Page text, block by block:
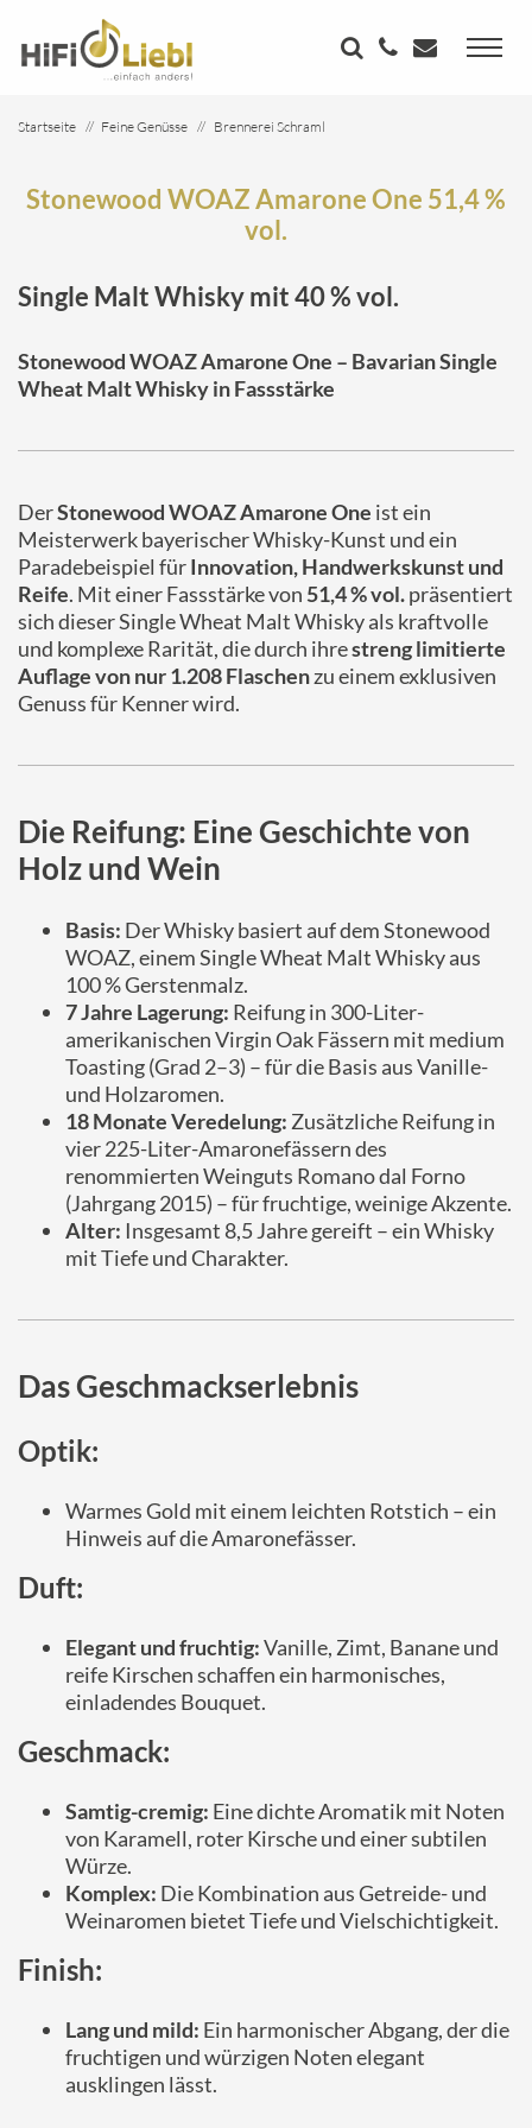
Startseite Feine Genüsse
Brennerei Schraml
Stonewood WOAZ Amarone One 51,4 %
vol.
Single Malt Whisky mit 40 % vol.
Stonewood WOAZ Amarone One – Bavarian Single
Wheat Malt Whisky in Fassstärke
DerStonewood WOAZ Amarone One ist ein
Meisterwerk bayerischer Whisky-Kunst und ein
Paradebeispiel fürInnovation, Handwerkskunst und
Reife. Mit einer Fassstärke von 51,4 % vol.präsentiert
sich dieser Single Wheat Malt Whisky als kraftvolle
und komplexe Rarität, die durch ihrestreng limitierte
Auflage von nur 1.208 Flaschenzu einem exklusiven
Genuss für Kenner wird.
Die Reifung: Eine Geschichte von
Holz und Wein
Basis: Der Whisky basiert auf dem Stonewood
WOAZ, einem Single Wheat Malt Whisky aus
100 % Gerstenmalz.
7 Jahre Lagerung: Reifung in 300-Liter-
amerikanischen Virgin Oak Fässern mit medium
Toasting (Grad 2–3) – für die Basis aus Vanille-
und Holzaromen.
18 Monate Veredelung: Zusätzliche Reifung in
vier 225-Liter-Amaronefässern des
renommierten Weinguts Romano dal Forno
(Jahrgang 2015) – für fruchtige, weinige Akzente.
Alter: Insgesamt 8,5 Jahre gereift – ein Whisky
mit Tiefe und Charakter.
Das Geschmackserlebnis
Optik:
Warmes Gold mit einem leichten Rotstich – ein
Hinweis auf die Amaronefässer.
Duft:
Elegant und fruchtig:Vanille, Zimt, Banane und
reife Kirschen schaffen ein harmonisches,
einladendes Bouquet.
Geschmack:
Samtig-cremig: Eine dichte Aromatik mit Noten
von Karamell, roter Kirsche und einer subtilen
Würze.
Komplex: Die Kombination aus Getreide- und
Weinaromen bietet Tiefe und Vielschichtigkeit.
Finish:
Lang und mild: Ein harmonischer Abgang, der die
fruchtigen und würzigen Noten elegant
ausklingen lässt.